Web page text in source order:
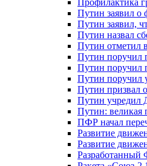
Профилактика
Путин заявил о
Путин заявил,
Путин назвал
Путин отметил
Путин поручил
Путин поручил
Путин поручил
Путин призвал
Путин учредил
Путин: великая
ПФР начал
Развитие
Развитие